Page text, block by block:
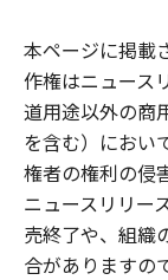
本ページに掲載
作権はニュース
道用途以外の商
を含む）におい
権者の権利の侵
ニュースリリー
売終了や、組織
合がありますの